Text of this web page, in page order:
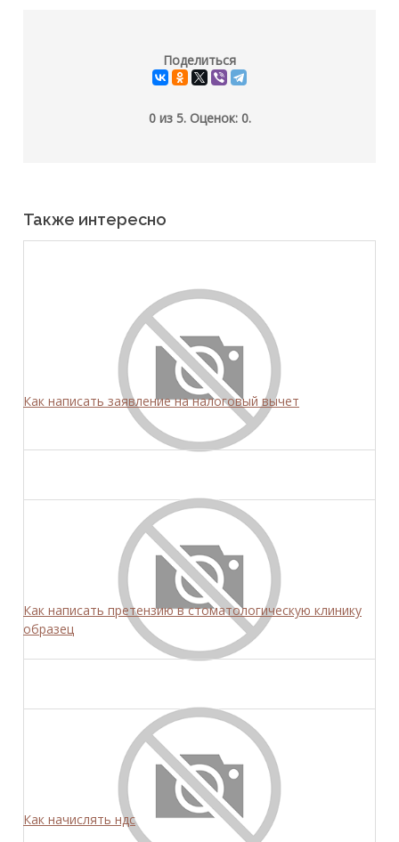
Поделиться
0из 5.Оценок: 0.
Также интересно
Как написать заявление на налоговый вычет
Как написать претензию в стоматологическую клинику
образец
Как начислять ндс